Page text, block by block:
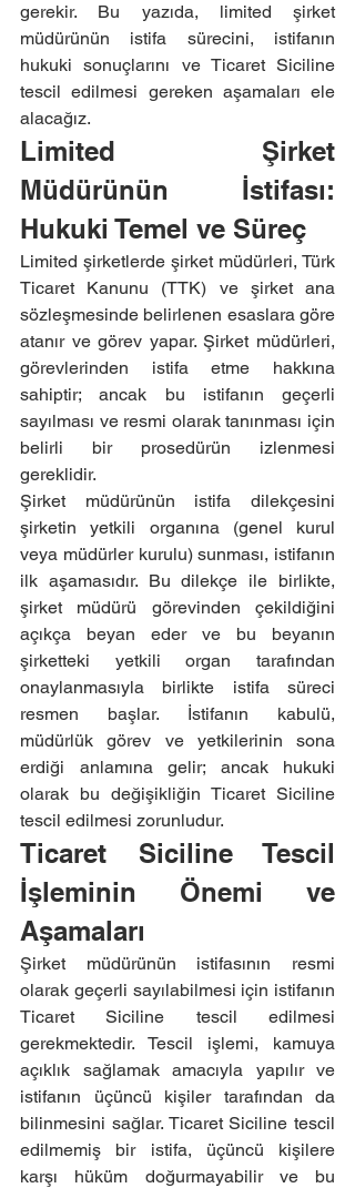
gerekir. Bu yazıda, limited şirket
müdürünün istifa sürecini, istifanın
hukuki sonuçlarını ve Ticaret Siciline
tescil edilmesi gereken aşamaları ele
alacağız.
Limited Şirket
Müdürünün İstifası:
Hukuki Temel ve Süreç
Limited şirketlerde şirket müdürleri, Türk
Ticaret Kanunu (TTK) ve şirket ana
sözleşmesinde belirlenen esaslara göre
atanır ve görev yapar. Şirket müdürleri,
görevlerinden istifa etme hakkına
sahiptir; ancak bu istifanın geçerli
sayılması ve resmi olarak tanınması için
belirli bir prosedürün izlenmesi
gereklidir.
Şirket müdürünün istifa dilekçesini
şirketin yetkili organına (genel kurul
veya müdürler kurulu) sunması, istifanın
ilk aşamasıdır. Bu dilekçe ile birlikte,
şirket müdürü görevinden çekildiğini
açıkça beyan eder ve bu beyanın
şirketteki yetkili organ tarafından
onaylanmasıyla birlikte istifa süreci
resmen başlar. İstifanın kabulü,
müdürlük görev ve yetkilerinin sona
erdiği anlamına gelir; ancak hukuki
olarak bu değişikliğin Ticaret Siciline
tescil edilmesi zorunludur.
Ticaret Siciline Tescil
İşleminin Önemi ve
Aşamaları
Şirket müdürünün istifasının resmi
olarak geçerli sayılabilmesi için istifanın
Ticaret Siciline tescil edilmesi
gerekmektedir. Tescil işlemi, kamuya
açıklık sağlamak amacıyla yapılır ve
istifanın üçüncü kişiler tarafından da
bilinmesini sağlar. Ticaret Siciline tescil
edilmemiş bir istifa, üçüncü kişilere
karşı hüküm doğurmayabilir ve bu